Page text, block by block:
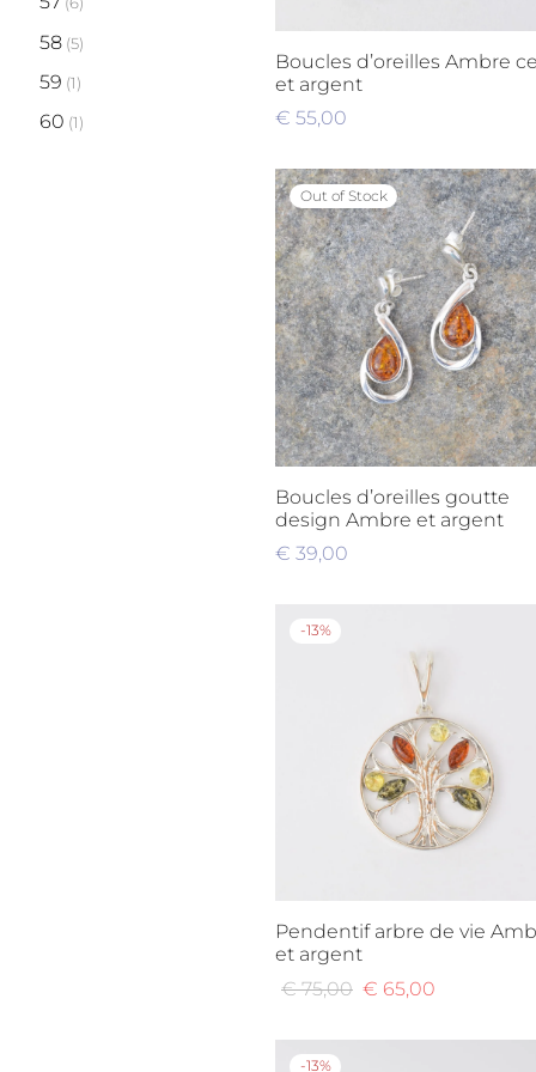
Obsidienne
Oeil de faucon
Oeil de
58 (5)
59 (1)
60 (1)
Boucles d’oreilles Ambre
et argent
€ 55,00
Out of Stock
Boucles d’oreilles goutte
design Ambre et argent
€ 39,00
-13%
Pendentif arbre de vie
et argent
€75,00
Le
initial
€ 65,00
Le
actuel
-13%